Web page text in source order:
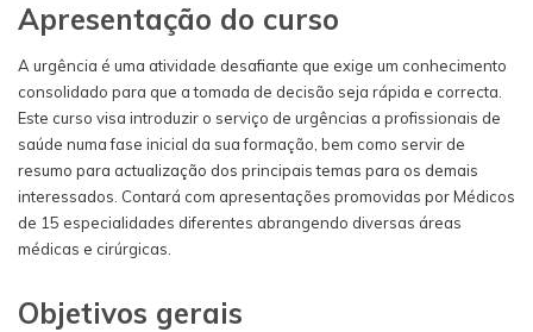
Apresentação do curso
A urgência é uma atividade desafiante que exige um conhecimento
consolidado para que a tomada de decisão seja rápida e correcta.
Este curso visa introduzir o serviço de urgências a profissionais de
saúde numa fase inicial da sua formação, bem como servir de
resumo para actualização dos principais temas para os demais
interessados. Contará com apresentações promovidas por Médicos
de 15 especialidades diferentes abrangendo diversas áreas
médicas e cirúrgicas.
Objetivos gerais